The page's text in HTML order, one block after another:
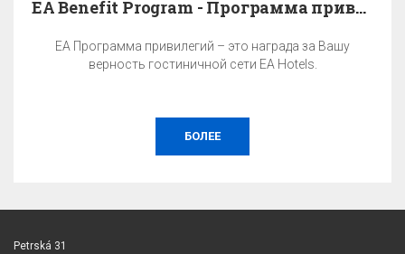
EA Benefit Program - Программа привилегий
EA Программа привилегий – это награда за Вашу
верность гостиничной сети EA Hotels.
БОЛЕЕ
Petrská 31